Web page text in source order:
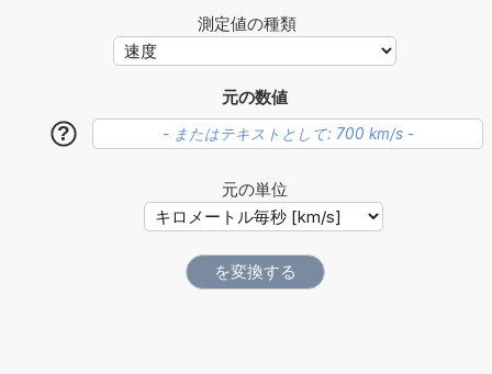
測定値の種類
元の数値
?
元の単位